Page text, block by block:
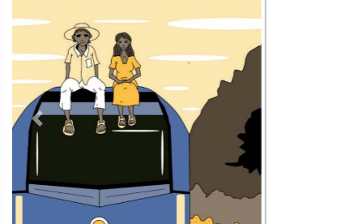
Contacto Directorio Aviso de privacidad
Copyright ©2026 Todos los derechos reservados | La Jornada